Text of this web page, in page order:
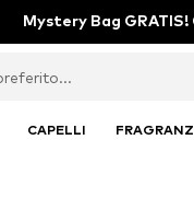
Mystery Bag GRATIS!
CAPELLI